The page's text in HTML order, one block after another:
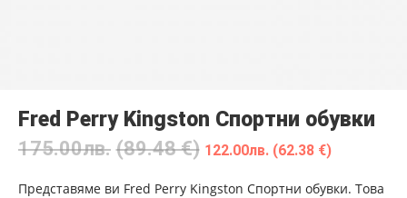
Fred Perry Kingston Спортни обувки
175.00лв. (89.48 €) 122.00лв. (62.38 €)
Представяме ви Fred Perry Kingston Спортни обувки. Това